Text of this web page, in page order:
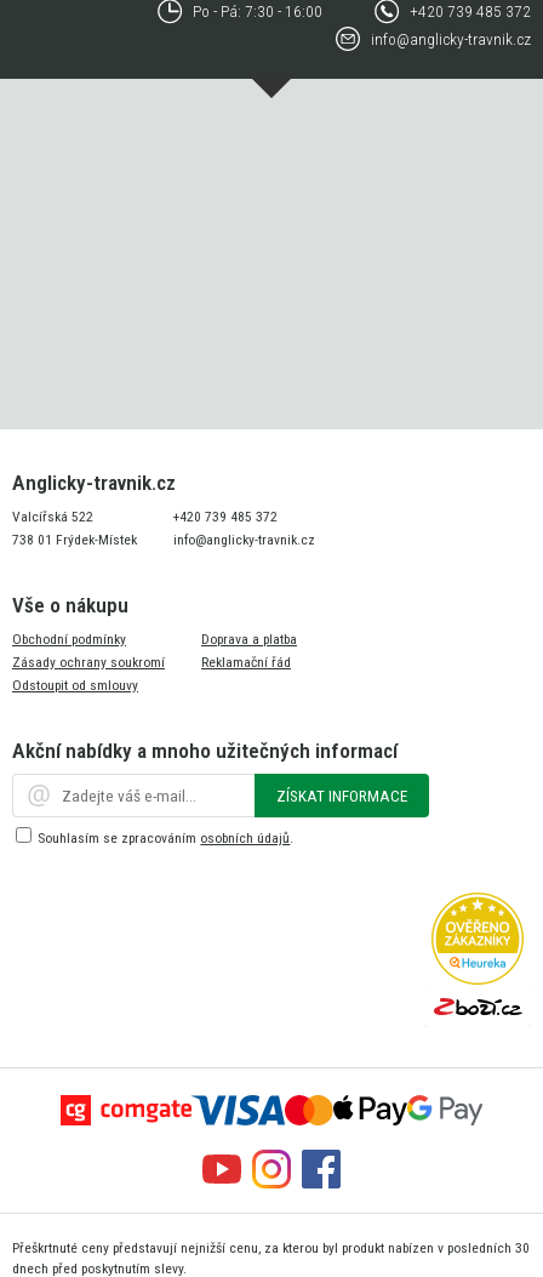
Po - Pá: 7:30 - 16:00
+420 739 485 372
info@anglicky-travnik.cz
Anglicky-travnik.cz
Valcířská 522
738 01 Frýdek-Místek
+420 739 485 372
info@anglicky-travnik.cz
Vše o nákupu
Obchodní podmínky
Zásady ochrany soukromí
Odstoupit od smlouvy
Doprava a platba
Reklamační řád
Akční nabídky a mnoho užitečných informací
ZÍSKAT INFORMACE
Souhlasím se zpracováním osobních údajů
Přeškrtnuté ceny představují nejnižší cenu, za kterou byl produkt nabízen v posledních 30
dnech před poskytnutím slevy.